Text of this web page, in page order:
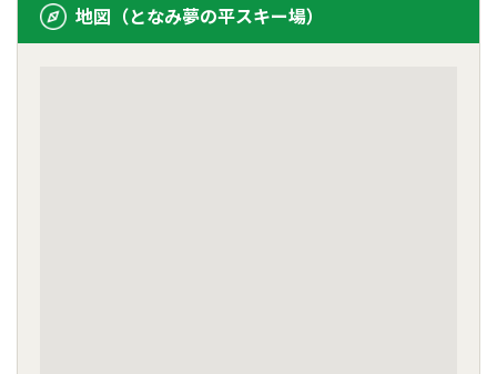
地図（となみ夢の平スキー場）